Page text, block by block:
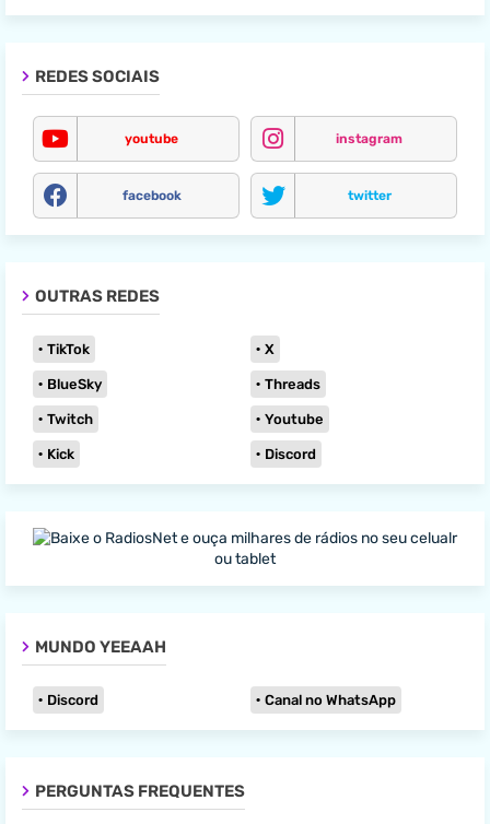
REDES SOCIAIS
youtube instagram
facebook twitter
OUTRAS REDES
TikTok X
BlueSky Threads
Twitch Youtube
Kick Discord
MUNDO YEEAAH
Discord Canal no WhatsApp
PERGUNTAS FREQUENTES